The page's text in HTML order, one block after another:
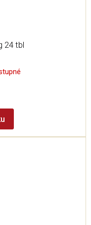
24 tbl